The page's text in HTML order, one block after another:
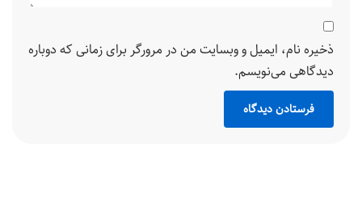
ذخیره نام، ایمیل و وبسایت من در مرورگر برای زمانی که دوباره
دیدگاهی می‌نویسم.